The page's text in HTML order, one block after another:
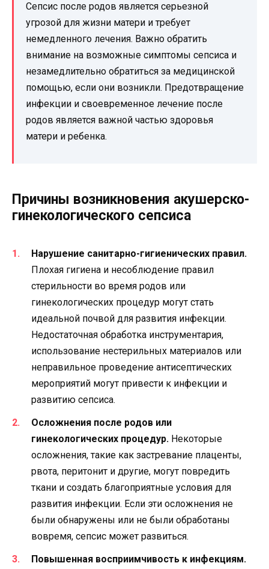
Сепсис после родов является серьезной
угрозой для жизни матери и требует
немедленного лечения. Важно обратить
внимание на возможные симптомы сепсиса и
незамедлительно обратиться за медицинской
помощью, если они возникли. Предотвращение
инфекции и своевременное лечение после
родов является важной частью здоровья
матери и ребенка.
Причины возникновения акушерско-
гинекологического сепсиса
Нарушение санитарно-гигиенических правил.
Плохая гигиена и несоблюдение правил
стерильности во время родов или
гинекологических процедур могут стать
идеальной почвой для развития инфекции.
Недостаточная обработка инструментария,
использование нестерильных материалов или
неправильное проведение антисептических
мероприятий могут привести к инфекции и
развитию сепсиса.
Осложнения после родов или
гинекологических процедур. Некоторые
осложнения, такие как застревание плаценты,
рвота, перитонит и другие, могут повредить
ткани и создать благоприятные условия для
развития инфекции. Если эти осложнения не
были обнаружены или не были обработаны
вовремя, сепсис может развиться.
Повышенная восприимчивость к инфекциям.